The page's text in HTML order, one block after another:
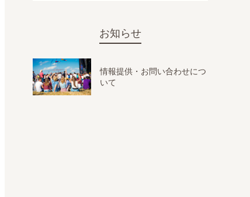
お知らせ
情報提供・お問い合わせにつ
いて